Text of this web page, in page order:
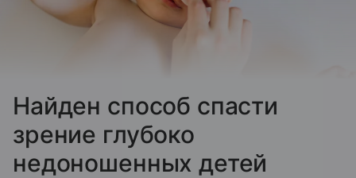
Найден способ спасти
зрение глубоко
недоношенных детей